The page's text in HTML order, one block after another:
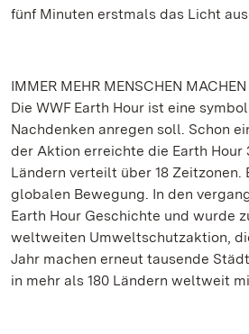
fünf Minuten erstmals das Licht
IMMER MEHR MENSCHEN
Die WWF Earth Hour ist eine
Nachdenken anregen soll. Schon
der Aktion erreichte die Earth Hour
Ländern verteilt über 18 Zeitzonen.
globalen Bewegung. In den
Earth Hour Geschichte und wurde
weltweiten Umweltschutzaktion,
Jahr machen erneut tausende
in mehr als 180 Ländern weltweit